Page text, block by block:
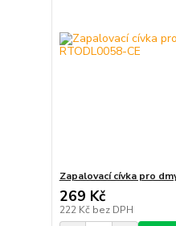
Zapalovací cívka pro
269 Kč
222 Kč bez DPH